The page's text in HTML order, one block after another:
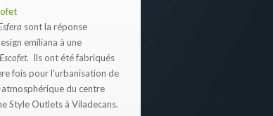
sont la réponse
emiliana à une
Escofet. Ils ont été fabriqués
fois pour l'urbanisation de
du centre
Style Outlets à Viladecans.